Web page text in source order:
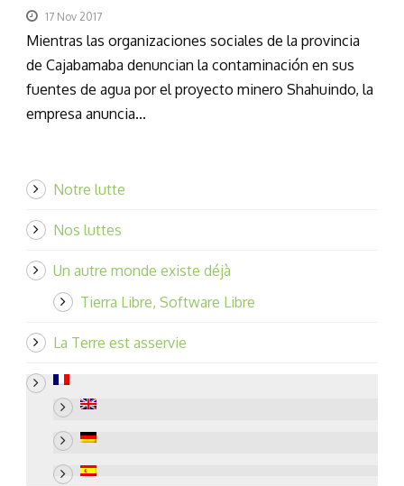
17 Nov 2017
Mientras las organizaciones sociales de la provincia
de Cajabamaba denuncian la contaminación en sus
fuentes de agua por el proyecto minero Shahuindo, la
empresa anuncia...
Notre lutte
Nos luttes
Un autre monde existe déjà
Tierra Libre, Software Libre
La Terre est asservie